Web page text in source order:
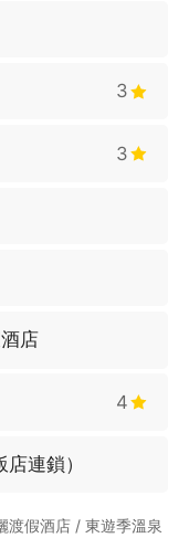
3
3
店
4
連鎖）
假酒店 / 東遊季溫泉